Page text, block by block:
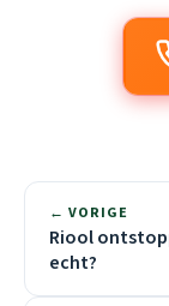
← VORIGE
Riool
echt?